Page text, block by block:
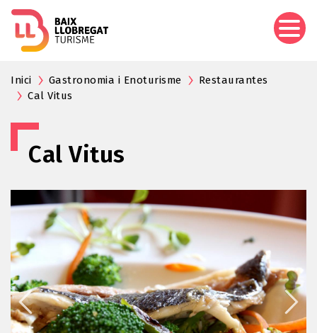
Inici Gastronomia i Enoturisme
Restaurantes
Cal Vitus
Cal Vitus